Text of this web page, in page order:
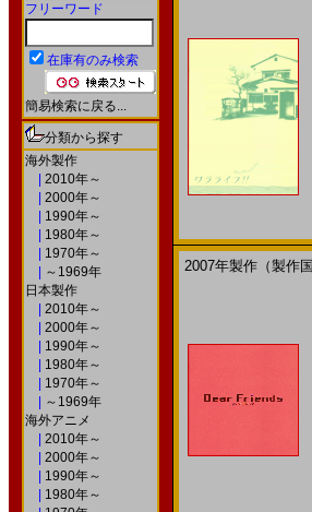
フリーワード
在庫有のみ検索
簡易検索に戻る...
分類から探す
海外製作
2010年～
2000年～
1990年～
1980年～
1970年～
～1969年
日本製作
2010年～
2000年～
1990年～
1980年～
1970年～
～1969年
海外アニメ
2010年～
2000年～
1990年～
1980年～
2007年製作（製作